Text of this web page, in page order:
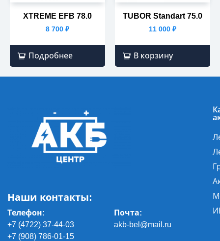
XTREME EFB 78.0
8 700 ₽
Подробнее
TUBOR Standart 75.0
11 000 ₽
В корзину
Наши контакты:
Телефон:
+7 (4722) 37-44-03
+7 (908) 786-01-15
Почта:
akb-bel@mail.ru